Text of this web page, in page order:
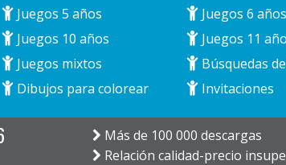
Juegos 5 años Juegos 6 años
Juegos 10 años Juegos 11
Juegos mixtos Búsquedas
Dibujos para colorear Invitaciones
Más de 100 000 descargas
Relación calidad-precio